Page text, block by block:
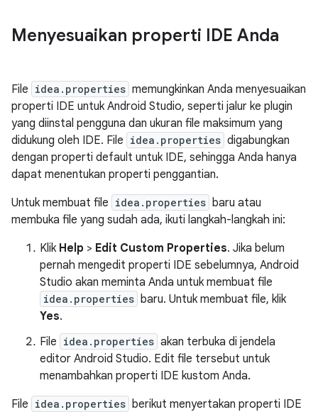
Menyesuaikan properti IDE Anda
File idea.properties memungkinkan Anda menyesuaikan
properti IDE untuk Android Studio, seperti jalur ke plugin
yang diinstal pengguna dan ukuran file maksimum yang
didukung oleh IDE. File idea.properties digabungkan
dengan properti default untuk IDE, sehingga Anda hanya
dapat menentukan properti penggantian.
Untuk membuat file idea.properties baru atau
membuka file yang sudah ada, ikuti langkah-langkah ini:
Klik Help > Edit Custom Properties. Jika belum
pernah mengedit properti IDE sebelumnya, Android
Studio akan meminta Anda untuk membuat file
idea.properties baru. Untuk membuat file, klik
Yes.
File idea.properties akan terbuka di jendela
editor Android Studio. Edit file tersebut untuk
menambahkan properti IDE kustom Anda.
File idea.properties berikut menyertakan properti IDE